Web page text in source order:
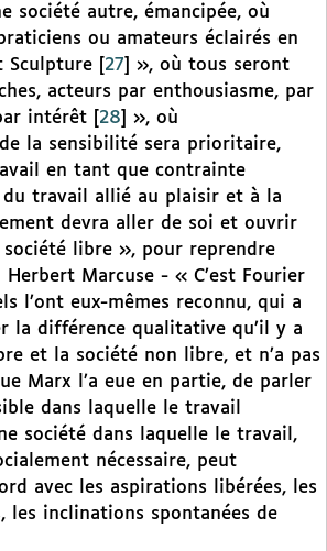
société autre, émancipée, où
ou amateurs éclairés en
Sculpture
27
», où tous seront
acteurs par enthousiasme, par
intérêt
28
», où
de la sensibilité sera prioritaire,
en tant que contrainte
travail allié au plaisir et à la
devra aller de soi et ouvrir
société libre », pour reprendre
Marcuse - « C’est Fourier
l’ont eux-mêmes reconnu, qui a
la différence qualitative qu’il y a
et la société non libre, et n’a pas
Marx l’a eue en partie, de parler
dans laquelle le travail
société dans laquelle le travail,
nécessaire, peut
avec les aspirations libérées, les
les inclinations spontanées de